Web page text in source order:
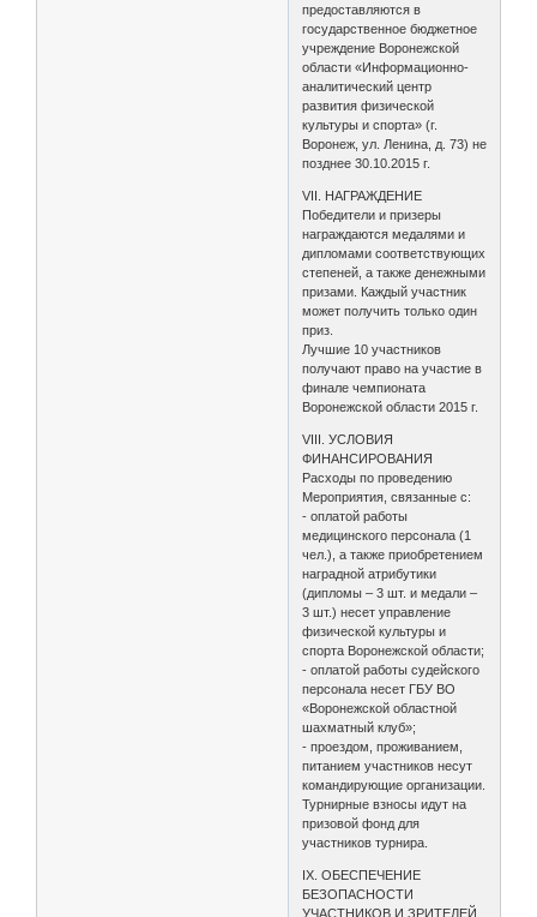
предоставляются в
государственное бюджетное
учреждение Воронежской
области «Информационно-
аналитический центр
развития физической
культуры и спорта» (г.
Воронеж, ул. Ленина, д. 73) не
позднее 30.10.2015 г.
VII. НАГРАЖДЕНИЕ
Победители и призеры
награждаются медалями и
дипломами соответствующих
степеней, а также денежными
призами. Каждый участник
может получить только один
приз.
Лучшие 10 участников
получают право на участие в
финале чемпионата
Воронежской области 2015 г.
VIII. УСЛОВИЯ
ФИНАНСИРОВАНИЯ
Расходы по проведению
Мероприятия, связанные с:
- оплатой работы
медицинского персонала (1
чел.), а также приобретением
наградной атрибутики
(дипломы – 3 шт. и медали –
3 шт.) несет управление
физической культуры и
спорта Воронежской области;
- оплатой работы судейского
персонала несет ГБУ ВО
«Воронежской областной
шахматный клуб»;
- проездом, проживанием,
питанием участников несут
командирующие организации.
Турнирные взносы идут на
призовой фонд для
участников турнира.
IX. ОБЕСПЕЧЕНИЕ
БЕЗОПАСНОСТИ
УЧАСТНИКОВ И ЗРИТЕЛЕЙ